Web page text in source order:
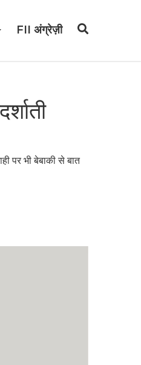
FII अंग्रेज़ी
पर भी बेबाकी से बात